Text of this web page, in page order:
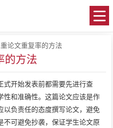
论文重复率的方法
的方法
式开始发表前都需要先进行查
性和准确性。这篇论文应该是作
以负责任的态度撰写论文，避免
不可避免抄袭，保证学生论文原